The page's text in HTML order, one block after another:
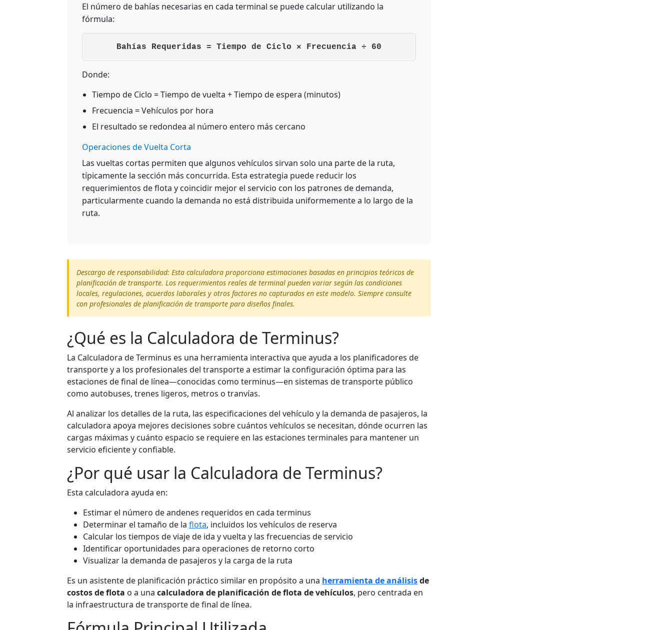
El número de bahías necesarias en cada terminal se puede calcular utilizando la
fórmula:
Bahías Requeridas = Tiempo de Ciclo × Frecuencia ÷ 60
Donde:
Tiempo de Ciclo = Tiempo de vuelta + Tiempo de espera (minutos)
Frecuencia = Vehículos por hora
El resultado se redondea al número entero más cercano
Operaciones de Vuelta Corta
Las vueltas cortas permiten que algunos vehículos sirvan solo una parte de la ruta,
típicamente la sección más concurrida. Esta estrategia puede reducir los
requerimientos de flota y coincidir mejor el servicio con los patrones de demanda,
particularmente cuando la demanda no está distribuida uniformemente a lo largo de la
ruta.
Descargo de responsabilidad: Esta calculadora proporciona estimaciones basadas en principios teóricos de
planificación de transporte. Los requerimientos reales de terminal pueden variar según las condiciones
locales, regulaciones, acuerdos laborales y otros factores no capturados en este modelo. Siempre consulte
con profesionales de planificación de transporte para diseños finales.
¿Qué es la Calculadora de Terminus?
La Calculadora de Terminus es una herramienta interactiva que ayuda a los planificadores de
transporte y a los profesionales del transporte a estimar la configuración óptima para las
estaciones de final de línea—conocidas como terminus—en sistemas de transporte público
como autobuses, trenes ligeros, metros o tranvías.
Al analizar los detalles de la ruta, las especificaciones del vehículo y la demanda de pasajeros, la
calculadora apoya mejores decisiones sobre cuántos vehículos se necesitan, dónde ocurren las
cargas máximas y cuánto espacio se requiere en las estaciones terminales para mantener un
servicio eficiente y confiable.
¿Por qué usar la Calculadora de Terminus?
Esta calculadora ayuda en:
Estimar el número de andenes requeridos en cada terminus
Determinar el tamaño de la flota, incluidos los vehículos de reserva
Calcular los tiempos de viaje de ida y vuelta y las frecuencias de servicio
Identificar oportunidades para operaciones de retorno corto
Visualizar la demanda de pasajeros y la carga de la ruta
Es un asistente de planificación práctico similar en propósito a una herramienta de análisisde
costos de flota o a una calculadora de planificación de flota de vehículos, pero centrada en
la infraestructura de transporte de final de línea.